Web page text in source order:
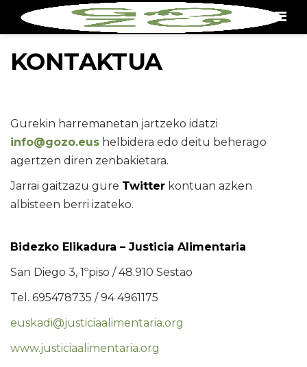
KONTAKTUA
Gurekin harremanetan jartzeko idatzi
info@gozo.eus helbidera edo deitu beherago
agertzen diren zenbakietara.
Jarrai gaitzazu gure Twitter kontuan azken
albisteen berri izateko.
Bidezko Elikadura – Justicia Alimentaria
San Diego 3, 1ºpiso / 48.910 Sestao
Tel. 695478735 / 94 4961175
euskadi@justiciaalimentaria.org
www.justiciaalimentaria.org